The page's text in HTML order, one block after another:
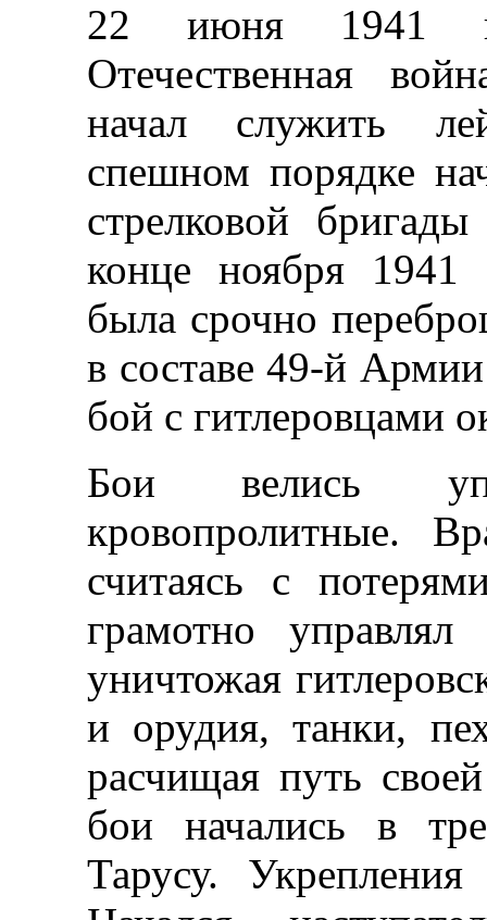
22 июня 1941
Отечественная
начал служить
спешном порядке
стрелковой
конце ноября 1941
была срочно
в составе 49-й
бой с гитлеровцами
Бои велись
кровопролитные.
считаясь с
грамотно управлял
уничтожая
и орудия, танки,
расчищая путь
бои начались в
Тарусу.